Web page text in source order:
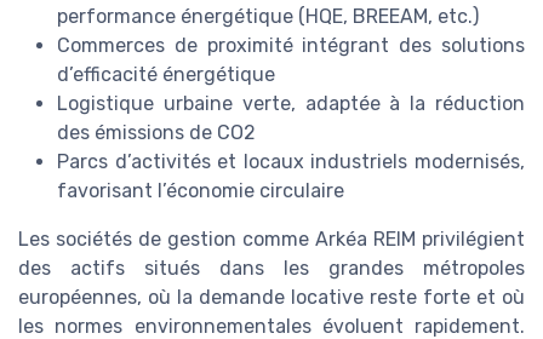
performance énergétique (HQE, BREEAM, etc.)
Commerces de proximité intégrant des solutions
d’efficacité énergétique
Logistique urbaine verte, adaptée à la réduction
des émissions de CO2
Parcs d’activités et locaux industriels modernisés,
favorisant l’économie circulaire
Les sociétés de gestion comme Arkéa REIM privilégient
des actifs situés dans les grandes métropoles
européennes, où la demande locative reste forte et où
les normes environnementales évoluent rapidement.